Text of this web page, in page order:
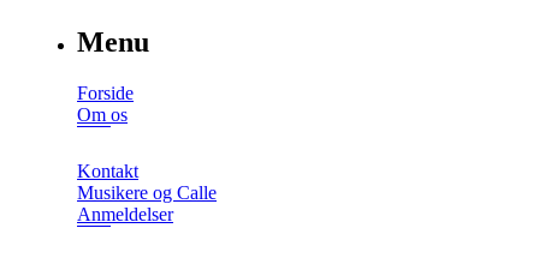
Menu
Forside
Om os
Kontakt
Musikere og Calle
Anmeldelser